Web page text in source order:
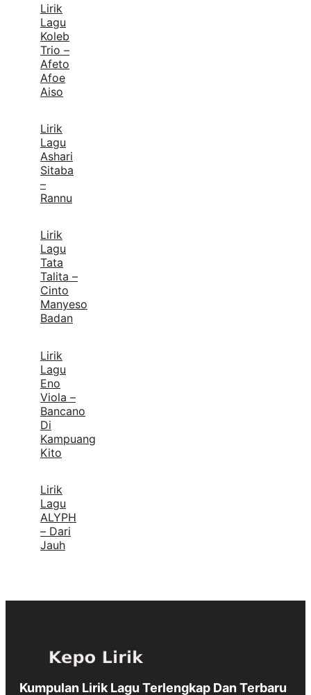
Lirik
Lagu
Koleb
Trio –
Afeto
Afoe
Aiso
Lirik
Lagu
Ashari
Sitaba
–
Rannu
Lirik
Lagu
Tata
Talita –
Cinto
Manyeso
Badan
Lirik
Lagu
Eno
Viola –
Bancano
Di
Kampuang
Kito
Lirik
Lagu
ALYPH
– Dari
Jauh
Kumpulan Lirik Lagu Terlengkap Dan Terbaru